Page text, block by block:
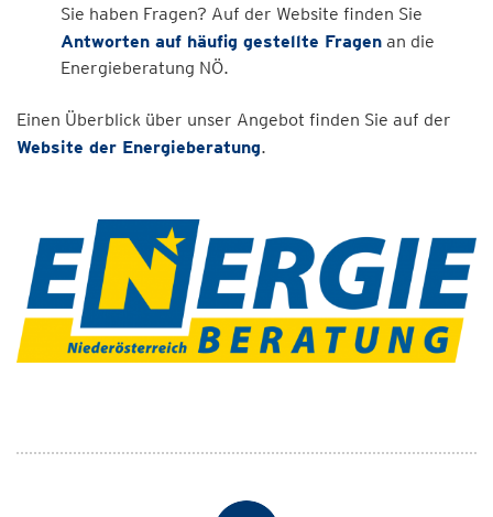
Sie haben Fragen? Auf der Website finden Sie
Antworten auf häufig gestellte Fragen an die
Energieberatung NÖ.
Einen Überblick über unser Angebot finden Sie auf der
Website der Energieberatung.